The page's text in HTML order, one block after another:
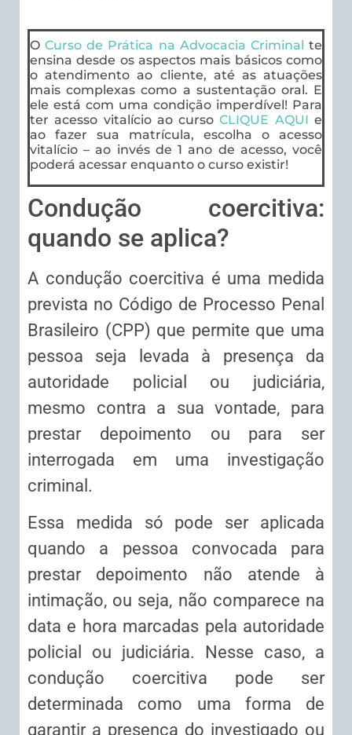
OCurso de Prática na Advocacia Criminalte
ensina desde os aspectos mais básicos como
o atendimento ao cliente, até as atuações
mais complexas como a sustentação oral. E
ele está com uma condição imperdível! Para
ter acesso vitalício ao cursoCLIQUE AQUI e
ao fazer sua matrícula, escolha o acesso
vitalício – ao invés de 1 ano de acesso, você
poderá acessar enquanto o curso existir!
Condução coercitiva:
quando se aplica?
A condução coercitiva é uma medida
prevista no Código de Processo Penal
Brasileiro (CPP) que permite que uma
pessoa seja levada à presença da
autoridade policial ou judiciária,
mesmo contra a sua vontade, para
prestar depoimento ou para ser
interrogada em uma investigação
criminal.
Essa medida só pode ser aplicada
quando a pessoa convocada para
prestar depoimento não atende à
intimação, ou seja, não comparece na
data e hora marcadas pela autoridade
policial ou judiciária. Nesse caso, a
condução coercitiva pode ser
determinada como uma forma de
garantir a presença do investigado ou